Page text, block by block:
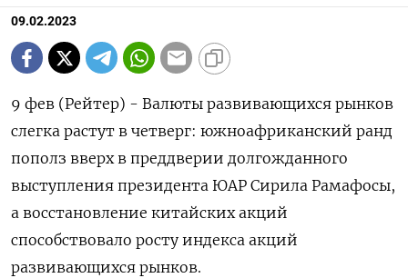
09.02.2023
9 фев (Рейтер) - Валюты развивающихся рынков
слегка растут в четверг: южноафриканский ранд
пополз вверх в преддверии долгожданного
выступления президента ЮАР Сирила Рамафосы,
а восстановление китайских акций
способствовало росту индекса акций
развивающихся рынков.